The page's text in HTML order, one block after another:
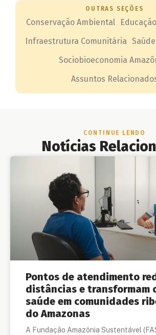
OUTRAS SEÇÕES
Conservação Ambiental
Infraestrutura Comunitária
Sociobioeconomia
Assuntos
CONTINUE LENDO
Notícias
Pontos de atendimento
distâncias e transformam
saúde em comunidades
do Amazonas
A Fundação Amazônia Sustentável